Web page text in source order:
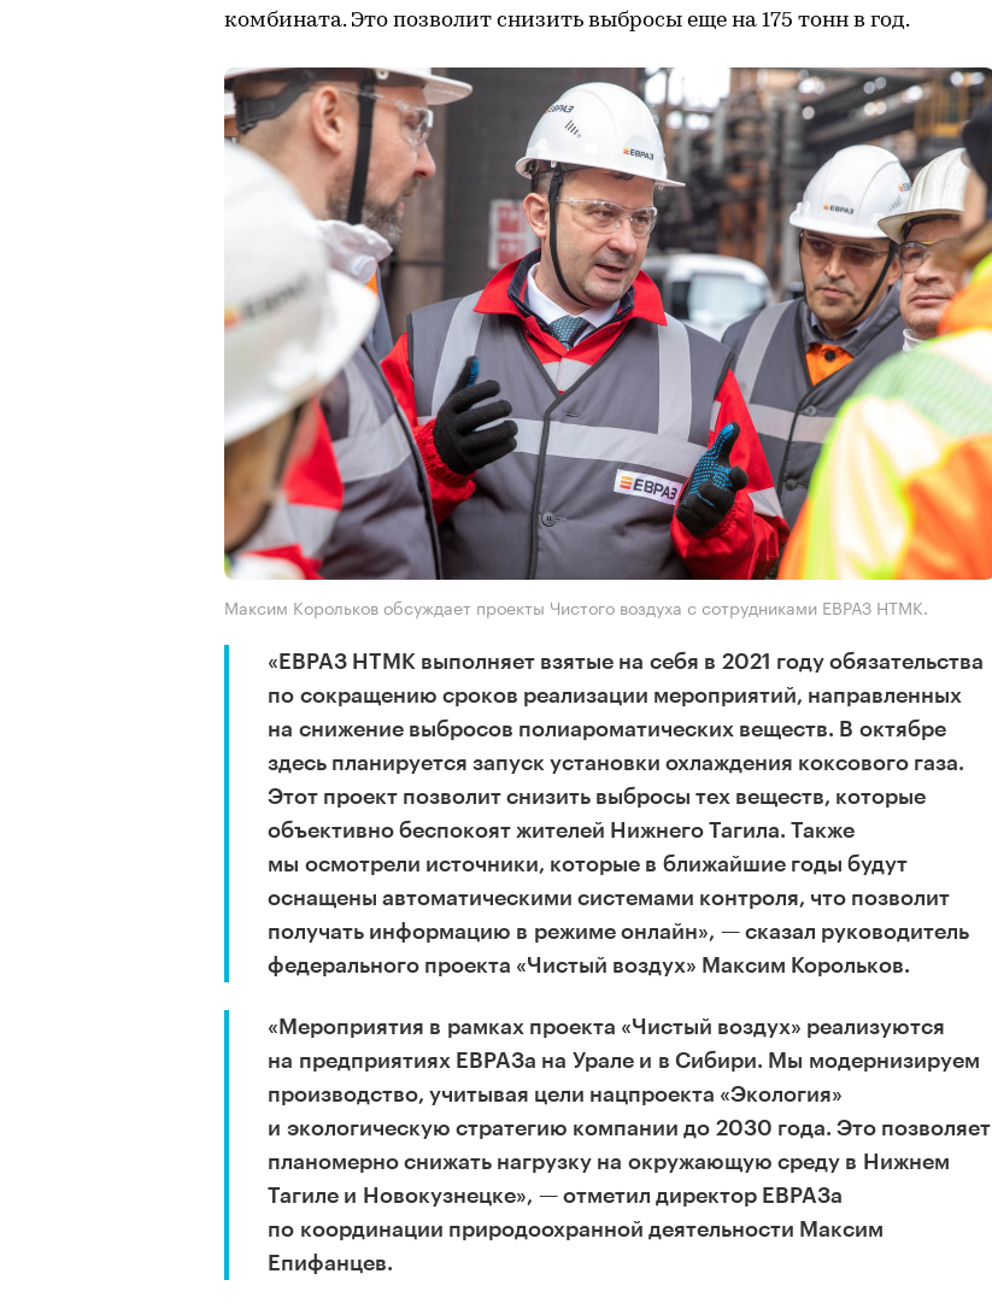
комбината. Это позволит снизить выбросы еще на 175 тонн в год.
Максим Корольков обсуждает проекты Чистого воздуха с сотрудниками ЕВРАЗ НТМК.
«ЕВРАЗ НТМК выполняет взятые на себя в 2021 году обязательства
по сокращению сроков реализации мероприятий, направленных
на снижение выбросов полиароматических веществ. В октябре
здесь планируется запуск установки охлаждения коксового газа.
Этот проект позволит снизить выбросы тех веществ, которые
объективно беспокоят жителей Нижнего Тагила. Также
мы осмотрели источники, которые в ближайшие годы будут
оснащены автоматическими системами контроля, что позволит
получать информацию в режиме онлайн», — сказал руководитель
федерального проекта «Чистый воздух» Максим Корольков.
«Мероприятия в рамках проекта «Чистый воздух» реализуются
на предприятиях ЕВРАЗа на Урале и в Сибири. Мы модернизируем
производство, учитывая цели нацпроекта «Экология»
и экологическую стратегию компании до 2030 года. Это позволяет
планомерно снижать нагрузку на окружающую среду в Нижнем
Тагиле и Новокузнецке», — отметил директор ЕВРАЗа
по координации природоохранной деятельности Максим
Епифанцев.